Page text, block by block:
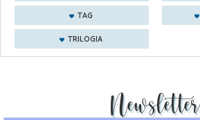
TAG
TRILOGIA
Newsletter